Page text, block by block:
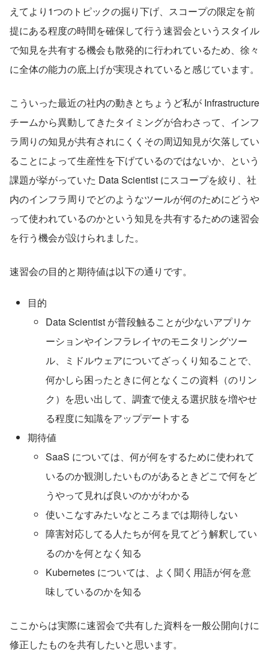
えてより1つのトピックの掘り下げ、スコープの限定を前
提にある程度の時間を確保して行う速習会というスタイル
で知見を共有する機会も散発的に行われているため、徐々
に全体の能力の底上げが実現されていると感じています。
こういった最近の社内の動きとちょうど私が Infrastructure
チームから異動してきたタイミングが合わさって、インフ
ラ周りの知見が共有されにくくその周辺知見が欠落してい
ることによって生産性を下げているのではないか、という
課題が挙がっていた Data Scientist にスコープを絞り、社
内のインフラ周りでどのようなツールが何のためにどうや
って使われているのかという知見を共有するための速習会
を行う機会が設けられました。
速習会の目的と期待値は以下の通りです。
目的
Data Scientist が普段触ることが少ないアプリケ
ーションやインフラレイヤのモニタリングツー
ル、ミドルウェアについてざっくり知ることで、
何かしら困ったときに何となくこの資料（のリン
ク）を思い出して、調査で使える選択肢を増やせ
る程度に知識をアップデートする
期待値
SaaS については、何が何をするために使われて
いるのか観測したいものがあるときどこで何をど
うやって見れば良いのかがわかる
使いこなすみたいなところまでは期待しない
障害対応してる人たちが何を見てどう解釈してい
るのかを何となく知る
Kubernetes については、よく聞く用語が何を意
味しているのかを知る
ここからは実際に速習会で共有した資料を一般公開向けに
修正したものを共有したいと思います。